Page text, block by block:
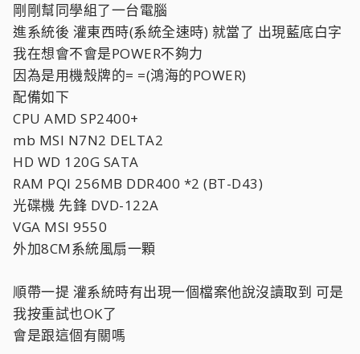
剛剛幫同學組了一台電腦
進系統後 灌東西時(系統全速時) 就當了 出現藍底白字
我在想會不會是POWER不夠力
因為是用機殼牌的= =(鴻海的POWER)
配備如下
CPU AMD SP2400+
mb MSI N7N2 DELTA2
HD WD 120G SATA
RAM PQI 256MB DDR400 *2 (BT-D43)
光碟機 先鋒 DVD-122A
VGA MSI 9550
外加8CM系統風扇一顆
順帶一提 灌系統時有出現一個檔案他說沒讀取到 可是
我按重試也OK了
會是跟這個有關嗎